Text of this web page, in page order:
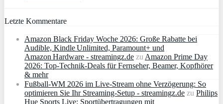
Letzte Kommentare
Amazon Black Friday Woche 2026: Große Rabatte bei
Audible, Kindle Unlimited, Paramount+ und
Amazon Hardware - streamingz.de zu Amazon Prime Day
2026: Top-Technik-Deals für Fernseher, Beamer, Kopfhörer
& mehr
Fußball-WM 2026 im Live-Stream ohne Verzögerung: So
optimieren Sie Ihr Streaming-Setup - streamingz.de zu Philips
Hue Sports Live: Sportübertragungen mit